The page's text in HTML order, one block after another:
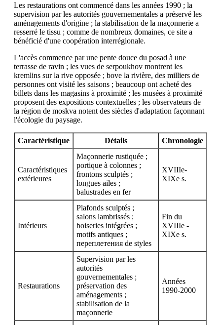
Les restaurations ont commencé dans les années 1990 ; la
supervision par les autorités gouvernementales a préservé les
aménagements d'origine ; la stabilisation de la maçonnerie a
resserré le tissu ; comme de nombreux domaines, ce site a
bénéficié d'une coopération interrégionale.
L'accès commence par une pente douce du posad à une
terrasse de ravin ; les vues de serpoukhov montrent les
kremlins sur la rive opposée ; bove la rivière, des milliers de
personnes ont visité les saisons ; beaucoup ont acheté des
billets dans les magasins à proximité ; les musées à proximité
proposent des expositions contextuelles ; les observateurs de
la région de moskva notent des siècles d'adaptation façonnant
l'écologie du paysage.
Caractéristique Détails Chronologie
Caractéristiques
extérieures
Maçonnerie rustiquée ;
portique à colonnes ;
frontons sculptés ;
longues ailes ;
balustrades en fer
XVIIIe-
XIXe s.
Intérieurs
Plafonds sculptés ;
salons lambrissés ;
boiseries intégrées ;
motifs antiques ;
переплетения de styles
Fin du
XVIIIe -
XIXe s.
Restaurations
Supervision par les
autorités
gouvernementales ;
préservation des
aménagements ;
stabilisation de la
maçonnerie
Années
1990-2000